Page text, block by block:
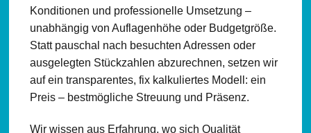
Konditionen und professionelle Umsetzung –
unabhängig von Auflagenhöhe oder Budgetgröße.
Statt pauschal nach besuchten Adressen oder
ausgelegten Stückzahlen abzurechnen, setzen wir
auf ein transparentes, fix kalkuliertes Modell: ein
Preis – bestmögliche Streuung und Präsenz.
Wir wissen aus Erfahrung, wo sich Qualität